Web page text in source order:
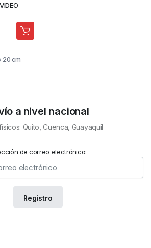
20 cm
a nivel nacional
Quito, Cuenca, Guayaquil
de correo electrónico: